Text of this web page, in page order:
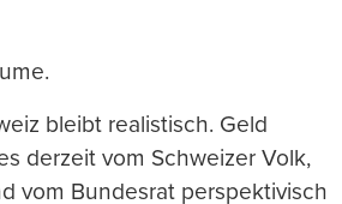
bleibt realistisch. Geld
derzeit vom Schweizer Volk,
vom Bundesrat perspektivisch